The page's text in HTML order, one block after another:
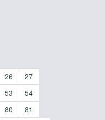
26
27
53
54
80
81